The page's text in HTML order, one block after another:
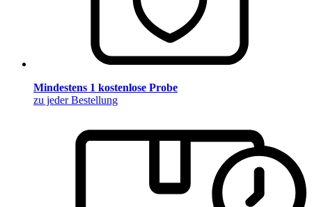
Mindestens 1 kostenlose Probe
zu jeder Bestellung